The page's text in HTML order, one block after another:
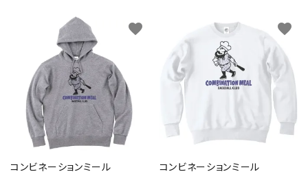
コンビネーションミール
favorite
コンビネーションミール
favorite